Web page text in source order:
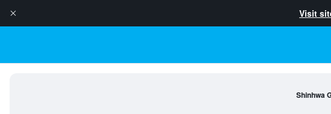
Visit
Shinhwa